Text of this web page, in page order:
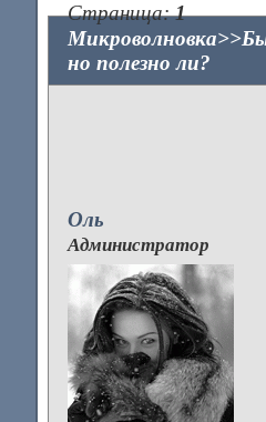
но полезно ли?
Страница:1
Оль
Администратор